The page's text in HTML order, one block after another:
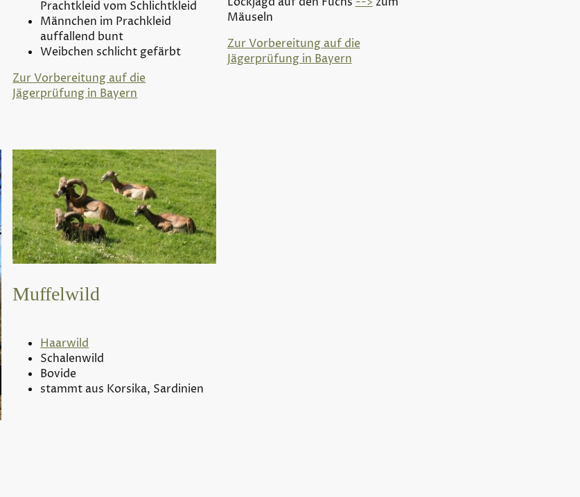
Prachtkleid vom Schlichtkleid
Männchen im Prachkleid
auffallend bunt
Weibchen schlicht gefärbt
Zur Vorbereitung auf die
Jägerprüfung in Bayern
Mäuseln
Zur Vorbereitung auf die
Jägerprüfung in Bayern
Muffelwild
Haarwild
Schalenwild
Bovide
stammt aus Korsika, Sardinien